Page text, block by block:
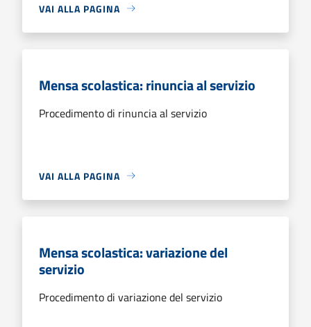
VAI ALLA PAGINA
Mensa scolastica: rinuncia al servizio
Procedimento di rinuncia al servizio
VAI ALLA PAGINA
Mensa scolastica: variazione del
servizio
Procedimento di variazione del servizio